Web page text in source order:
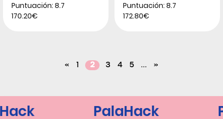
Puntuación: 8.7
170.20€
Puntuación: 8.7
172.80€
« 1 2 3 4 5 ... »